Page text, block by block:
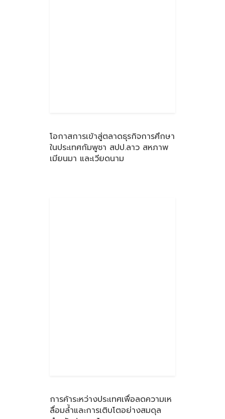
โอกาสการเข้าสู่ตลาดธุรกิจการศึกษา
ในประเทศกัมพูชา สปป.ลาว สหภาพ
เมียนมา และเวียดนาม
การค้าระหว่างประเทศเพื่อลดความเห
ลื่อมลํ้าและการเติบโตอย่างสมดุล